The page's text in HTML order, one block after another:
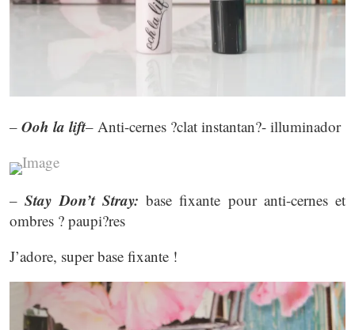
– Ooh la lift– Anti-cernes ?clat instantan?- illuminador
–Stay Don’t Stray: base fixante pour anti-cernes et
ombres ? paupi?res
J’adore, super base fixante !